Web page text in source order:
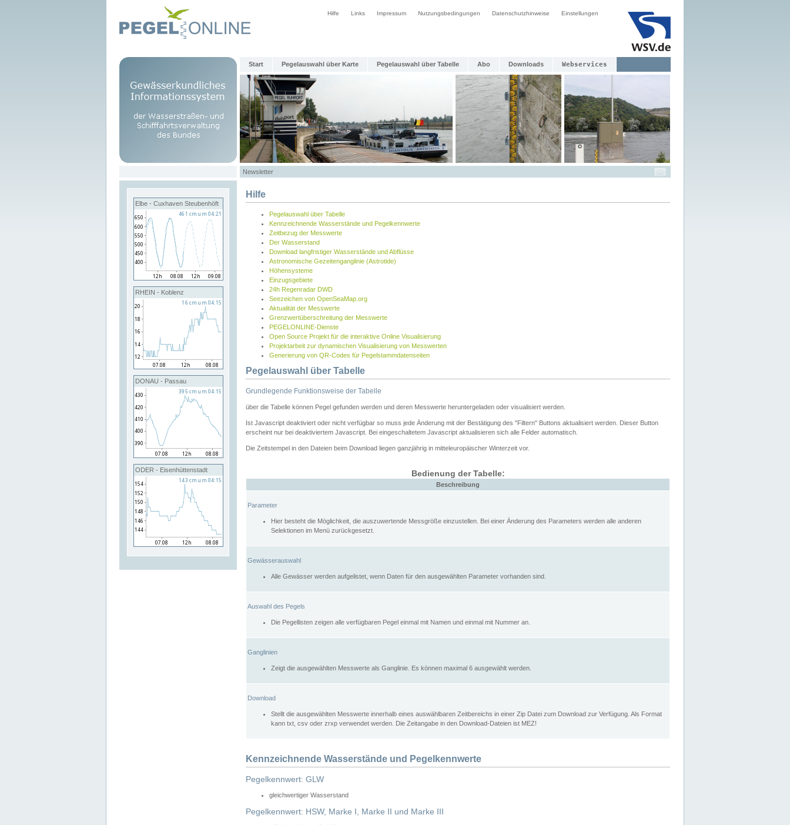
Hilfe Links Impressum Nutzungsbedingungen Datenschutzhinweise Einstellungen
Start Pegelauswahl über Karte Pegelauswahl über Tabelle Abo Downloads Webservices
Newsletter
Elbe - Cuxhaven Steubenhöft
RHEIN - Koblenz
DONAU - Passau
ODER - Eisenhüttenstadt
Hilfe
Pegelauswahl über Tabelle
Kennzeichnende Wasserstände und Pegelkennwerte
Zeitbezug der Messwerte
Der Wasserstand
Download langfristiger Wasserstände und Abflüsse
Astronomische Gezeitenganglinie (Astrotide)
Höhensysteme
Einzugsgebiete
24h Regenradar DWD
Seezeichen von OpenSeaMap.org
Aktualität der Messwerte
Grenzwertüberschreitung der Messwerte
PEGELONLINE-Dienste
Open Source Projekt für die interaktive Online Visualisierung
Projektarbeit zur dynamischen Visualisierung von Messwerten
Generierung von QR-Codes für Pegelstammdatenseiten
Pegelauswahl über Tabelle
Grundlegende Funktionsweise der Tabelle
über die Tabelle können Pegel gefunden werden und deren Messwerte heruntergeladen oder visualisiert werden.
Ist Javascript deaktiviert oder nicht verfügbar so muss jede Änderung mit der Bestätigung des "Filtern" Buttons aktualisiert werden. Dieser Button
erscheint nur bei deaktiviertem Javascript. Bei eingeschaltetem Javascript aktualisieren sich alle Felder automatisch.
Die Zeitstempel in den Dateien beim Download liegen ganzjährig in mitteleuropäischer Winterzeit vor.
Bedienung der Tabelle:
Beschreibung
Parameter
Hier besteht die Möglichkeit, die auszuwertende Messgröße einzustellen. Bei einer Änderung des Parameters werden alle anderen
Selektionen im Menü zurückgesetzt.
Gewässerauswahl
Alle Gewässer werden aufgelistet, wenn Daten für den ausgewählten Parameter vorhanden sind.
Auswahl des Pegels
Die Pegellisten zeigen alle verfügbaren Pegel einmal mit Namen und einmal mit Nummer an.
Ganglinien
Zeigt die ausgewählten Messwerte als Ganglinie. Es können maximal 6 ausgewählt werden.
Download
Stellt die ausgewählten Messwerte innerhalb eines auswählbaren Zeitbereichs in einer Zip Datei zum Download zur Verfügung. Als Format
kann txt, csv oder zrxp verwendet werden. Die Zeitangabe in den Download-Dateien ist MEZ!
Kennzeichnende Wasserstände und Pegelkennwerte
Pegelkennwert: GLW
gleichwertiger Wasserstand
Pegelkennwert: HSW, Marke I, Marke II und Marke III